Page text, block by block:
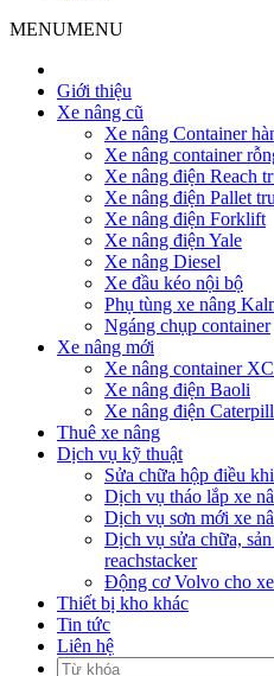
MENUMENU
Giới thiệu
Xe nâng cũ
Xe nâng Container
Xe nâng container
Xe nâng điện Reach
Xe nâng điện Pallet
Xe nâng điện Forklift
Xe nâng điện Yale
Xe nâng Diesel
Xe đầu kéo nội bộ
Phụ tùng xe nâng
Ngáng chụp container
Xe nâng mới
Xe nâng container
Xe nâng điện Baoli
Xe nâng điện
Thuê xe nâng
Dịch vụ kỹ thuật
Sửa chữa hộp điều
Dịch vụ tháo lắp xe
Dịch vụ sơn mới xe
Dịch vụ sửa chữa,
reachstacker
Động cơ Volvo cho
Thiết bị kho khác
Tin tức
Liên hệ